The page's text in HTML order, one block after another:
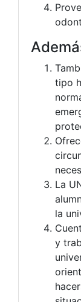
tipo
La
la
y